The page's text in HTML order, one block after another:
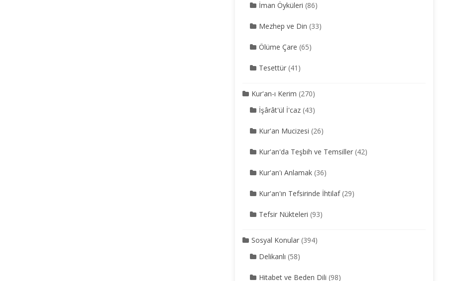
İman Öyküleri (86)
Mezhep ve Din (33)
Ölüme Çare (65)
Tesettür(41)
Kur'an-ı Kerim (270)
İşârât'ül İ'caz(43)
Kur'an Mucizesi (26)
Kur'an'da Teşbih ve Temsiller(42)
Kur'an'ı Anlamak(36)
Kur'an'ın Tefsirinde İhtilaf(29)
Tefsir Nükteleri (93)
Sosyal Konular(394)
Delikanlı (58)
Hitabet ve Beden Dili (98)